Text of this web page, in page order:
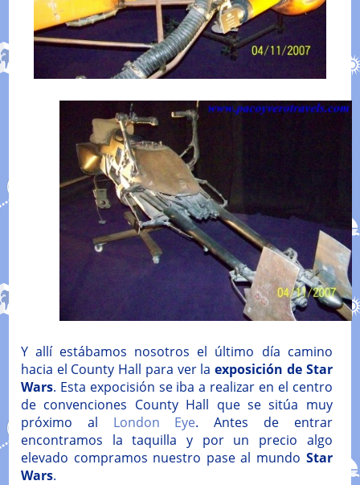
Y allí estábamos nosotros el último día camino
hacia el County Hall para ver laexposición de Star
Wars. Esta expocisión se iba a realizar en el centro
de convenciones County Hall que se sitúa muy
próximo al London Eye. Antes de entrar
encontramos la taquilla y por un precio algo
elevado compramos nuestro pase al mundo Star
Wars.